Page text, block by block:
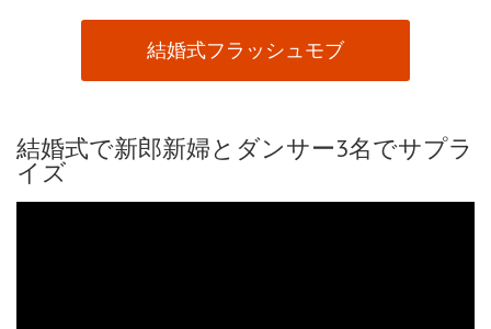
結婚式フラッシュモブ
結婚式で新郎新婦とダンサー3名でサプラ
イズ